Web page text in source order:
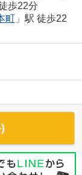
歩22分
町」駅 徒歩22